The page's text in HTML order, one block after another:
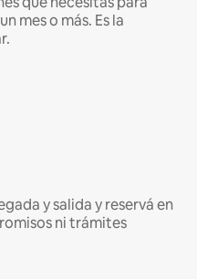
mes o más. Es la
y salida y reservá en
ni trámites